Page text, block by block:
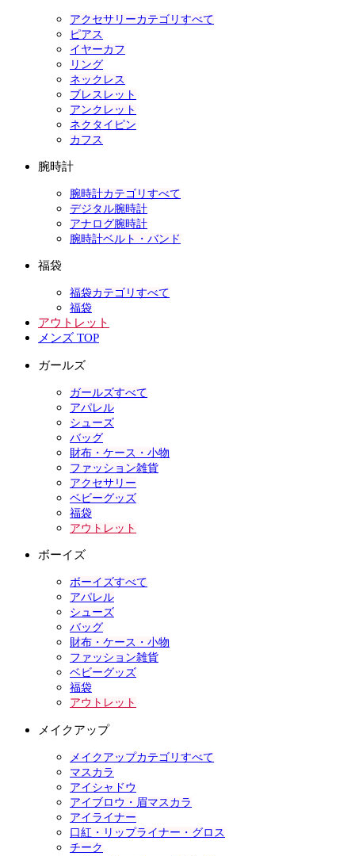
アクセサリーカテゴリすべて
ピアス
イヤーカフ
リング
ネックレス
ブレスレット
アンクレット
ネクタイピン
カフス
腕時計
腕時計カテゴリすべて
デジタル腕時計
アナログ腕時計
腕時計ベルト・バンド
福袋
福袋カテゴリすべて
福袋
アウトレット
メンズ TOP
ガールズ
ガールズすべて
アパレル
シューズ
バッグ
財布・ケース・小物
ファッション雑貨
アクセサリー
ベビーグッズ
福袋
アウトレット
ボーイズ
ボーイズすべて
アパレル
シューズ
バッグ
財布・ケース・小物
ファッション雑貨
ベビーグッズ
福袋
アウトレット
メイクアップ
メイクアップカテゴリすべて
マスカラ
アイシャドウ
アイブロウ・眉マスカラ
アイライナー
口紅・リップライナー・グロス
チーク